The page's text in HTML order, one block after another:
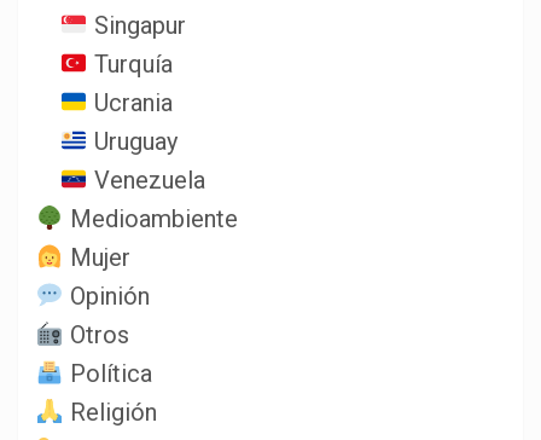
Singapur
Turquía
Ucrania
Uruguay
Venezuela
Medioambiente
Mujer
Opinión
Otros
Política
Religión